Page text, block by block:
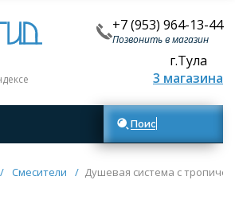
+7 (953) 964-13-44
Позвонить в магазин
г.Тула
3 магазина
Поиск товаров
/ Смесители / Душевая система с